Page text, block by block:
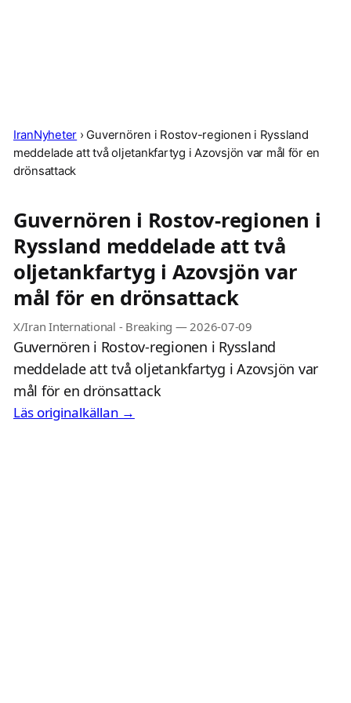
IranNyheter › Guvernören i Rostov-regionen i Ryssland
meddelade att två oljetankfartyg i Azovsjön var mål för en
drönsattack
Guvernören i Rostov-regionen i
Ryssland meddelade att två
oljetankfartyg i Azovsjön var
mål för en drönsattack
X/Iran International - Breaking — 2026-07-09
Guvernören i Rostov-regionen i Ryssland
meddelade att två oljetankfartyg i Azovsjön var
mål för en drönsattack
Läs originalkällan →